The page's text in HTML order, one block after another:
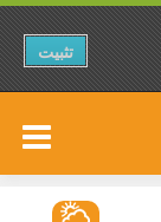
تثبيت